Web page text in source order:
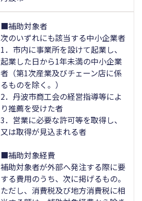
■補助対象者
次のいずれにも該当する中小企業者
1．市内に事業所を設けて起業し、
起業した日から1年未満の中小企業
者（第1次産業及びチェーン店に係
るものを除く。）
2．丹波市商工会の経営指導等によ
り推薦を受けた者
3．営業に必要な許可等を取得し、
又は取得が見込まれる者
■補助対象経費
補助対象者が外部へ発注する際に要
する費用のうち、次に掲げるもの。
ただし、消費税及び地方消費税に相